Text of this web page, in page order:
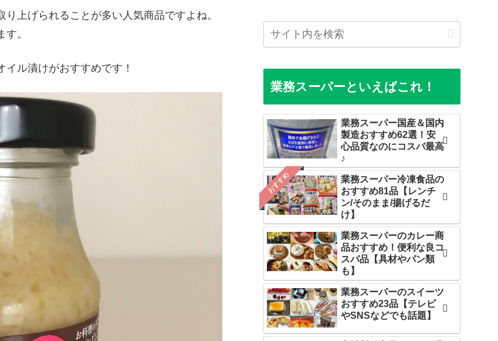
上げられることが多い人気商品ですよね。
。
ル漬けがおすすめです！
業務スーパーといえばこれ！
業務スーパー国産＆国内
製造おすすめ62選！安
心品質なのにコスパ最高
♪
おすすめ
業務スーパー冷凍食品の
おすすめ81品【レンチ
ン/そのまま/揚げるだ
け】
業務スーパーのカレー商
品おすすめ！便利な良コ
スパ品【具材やパン類
も】
業務スーパーのスイーツ
おすすめ23品【テレビ
やSNSなどでも話題】